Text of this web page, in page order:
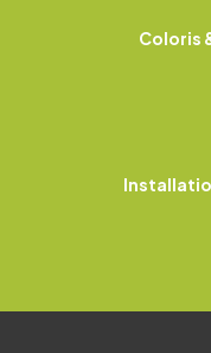
Coloris